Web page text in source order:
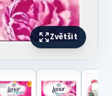
Zvětšit